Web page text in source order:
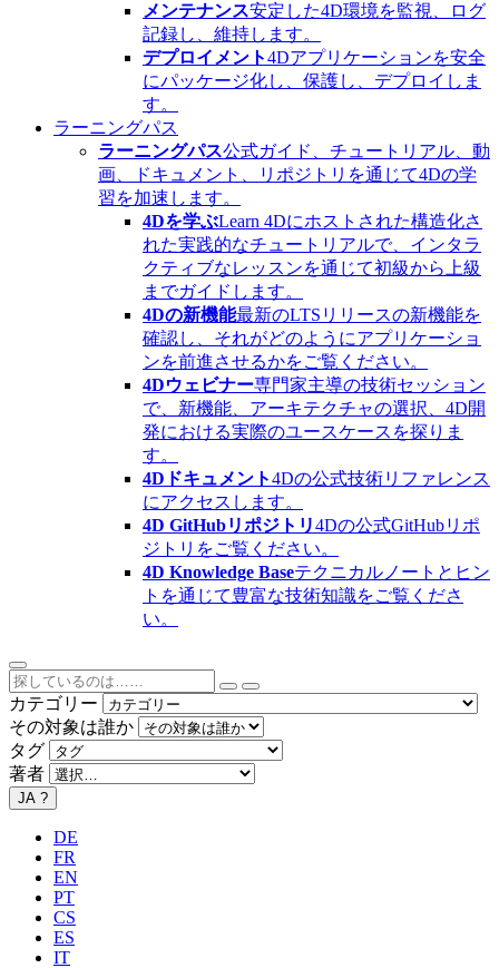
メンテナンス安定した4D環境を監視、ログ
記録し、維持します。
デプロイメント4Dアプリケーションを安全
にパッケージ化し、保護し、デプロイしま
す。
ラーニングパス
ラーニングパス公式ガイド、チュートリアル、動
画、ドキュメント、リポジトリを通じて4Dの学
習を加速します。
4Dを学ぶLearn 4Dにホストされた構造化さ
れた実践的なチュートリアルで、インタラ
クティブなレッスンを通じて初級から上級
までガイドします。
4Dの新機能最新のLTSリリースの新機能を
確認し、それがどのようにアプリケーショ
ンを前進させるかをご覧ください。
4Dウェビナー専門家主導の技術セッション
で、新機能、アーキテクチャの選択、4D開
発における実際のユースケースを探りま
す。
4Dドキュメント4Dの公式技術リファレンス
にアクセスします。
4D GitHubリポジトリ4Dの公式GitHubリポ
ジトリをご覧ください。
4D Knowledge Baseテクニカルノートとヒン
トを通じて豊富な技術知識をご覧くださ
い。
カテゴリー
その対象は誰か
タグ
著者
JA ?
DE
FR
EN
PT
CS
ES
IT